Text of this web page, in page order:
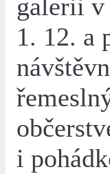
galerii v
1. 12. a
i